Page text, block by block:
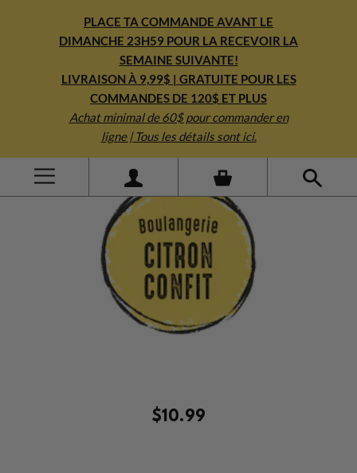
PLACE TA COMMANDE AVANT LE
DIMANCHE 23H59 POUR LA RECEVOIR LA
SEMAINE SUIVANTE!
LIVRAISON À 9,99$ | GRATUITE POUR LES
COMMANDES DE 120$ ET PLUS
Achat minimal de 60$ pour commander en
ligne | Tous les détails sont ici.
$10.99